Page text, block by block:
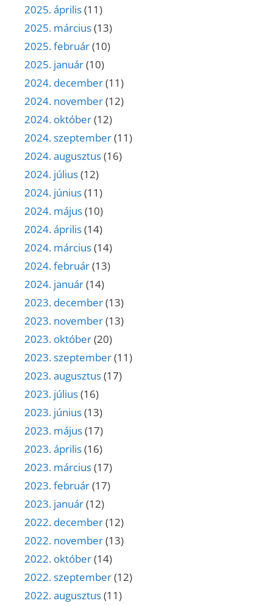
2025. április(11)
2025. március(13)
2025. február(10)
2025. január(10)
2024. december(11)
2024. november(12)
2024. október(12)
2024. szeptember(11)
2024. augusztus(16)
2024. július(12)
2024. június(11)
2024. május(10)
2024. április(14)
2024. március(14)
2024. február(13)
2024. január(14)
2023. december(13)
2023. november(13)
2023. október(20)
2023. szeptember(11)
2023. augusztus(17)
2023. július(16)
2023. június(13)
2023. május(17)
2023. április(16)
2023. március(17)
2023. február(17)
2023. január(12)
2022. december(12)
2022. november(13)
2022. október(14)
2022. szeptember(12)
2022. augusztus(11)